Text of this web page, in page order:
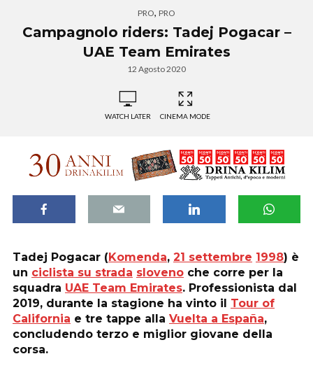
PRO, PRO
Campagnolo riders: Tadej Pogacar –
UAE Team Emirates
12 Agosto 2020
WATCH LATER CINEMA MODE
Tadej Pogacar (Komenda, 21 settembre 1998) è
un ciclista su strada sloveno che corre per la
squadra UAE Team Emirates. Professionista dal
2019, durante la stagione ha vinto il Tour of
California e tre tappe alla Vuelta a España,
concludendo terzo e miglior giovane della
corsa.